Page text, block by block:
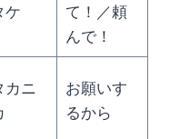
ケ
て！／頼
んで！
カニ
お願いす
るから